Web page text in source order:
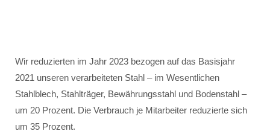
Wir reduzierten im Jahr 2023 bezogen auf das Basisjahr
2021 unseren verarbeiteten Stahl – im Wesentlichen
Stahlblech, Stahlträger, Bewährungsstahl und Bodenstahl –
um 20 Prozent. Die Verbrauch je Mitarbeiter reduzierte sich
um 35 Prozent.